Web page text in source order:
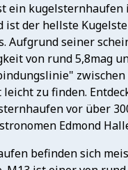
ein kugelsternhaufen
ist der hellste
Aufgrund seiner
von rund 5,8mag
zwischen
leicht zu finden.
vor über
Edmond
befinden sich